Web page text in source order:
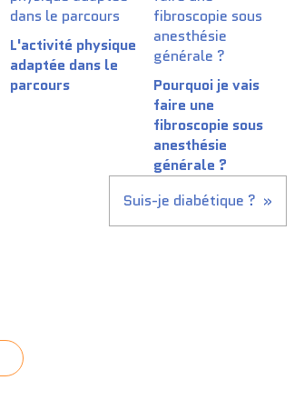
L'activité physique
adaptée dans le
parcours
Pourquoi je vais
faire une
fibroscopie sous
anesthésie
générale ?
Suis-je diabétique ?